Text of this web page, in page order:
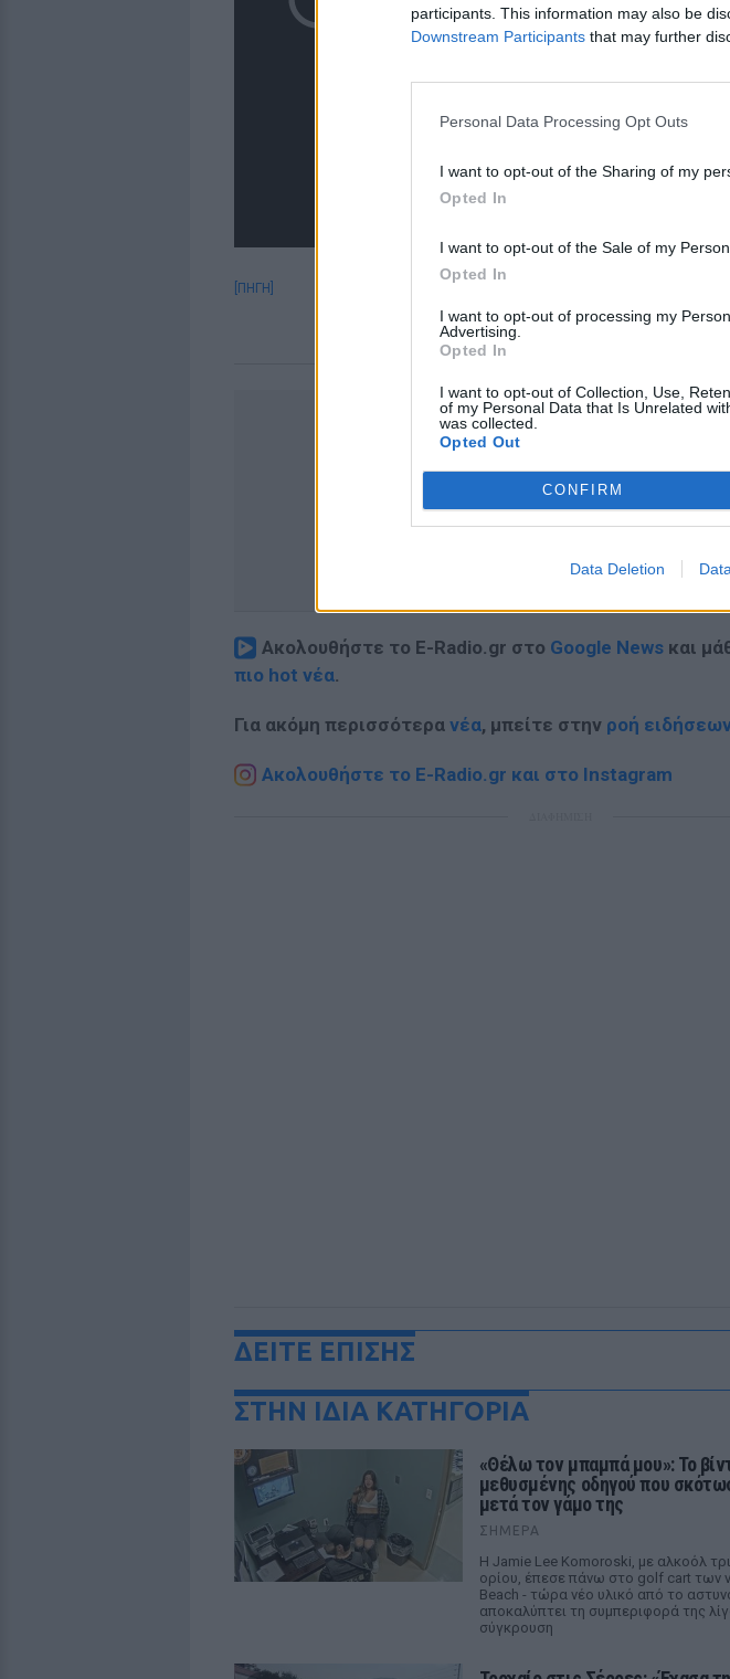
participants. This information may also be
Downstream Participants that may further
Personal Data Processing Opt Outs
I want to opt-out of the Sharing of my
Opted In
I want to opt-out of the Sale of my
Opted In
I want to opt-out of processing my
Advertising.
Opted In
I want to opt-out of Collection, Use,
of my Personal Data that Is Unrelated
was collected.
Opted Out
CONFIRM
Data Deletion
[ΠΗΓΗ]
Ακολουθήστε το E-Radio.gr στο Google News και
πιο hot νέα.
Για ακόμη περισσότερα νέα, μπείτε στην ροή
Ακολουθήστε το E-Radio.gr και στο Instagram
ΔΕΙΤΕ ΕΠΙΣΗΣ
ΣΤΗΝ ΙΔΙΑ ΚΑΤΗΓΟΡΙΑ
«Θέλω τον μπαμπά μου»: Το
μεθυσμένης οδηγού που
μετά τον γάμο της
ΣΉΜΕΡΑ
Η Jamie Lee Komoroski, με αλκοόλ
ορίου, έπεσε πάνω στο golf cart των
Beach - τώρα νέο υλικό από το
αποκαλύπτει τη συμπεριφορά της
σύγκρουση